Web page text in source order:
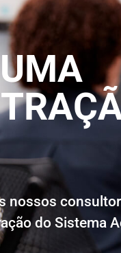
nossos
do Sistema